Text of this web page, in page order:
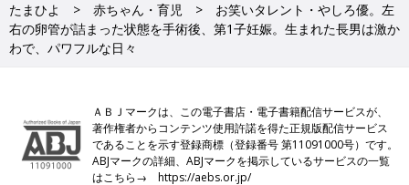
たまひよ 赤ちゃん・育児
お笑いタレント・やしろ優。左
右の卵管が詰まった状態を手術後、第1子妊娠。生まれた長男は激か
わで、パワフルな日々
ＡＢＪマークは、この電子書店・電子書籍配信サービスが、
著作権者からコンテンツ使用許諾を得た正規版配信サービス
であることを示す登録商標（登録番号 第11091000号）です。
ABJマークの詳細、ABJマークを掲示しているサービスの一覧
はこちら→https://aebs.or.jp/